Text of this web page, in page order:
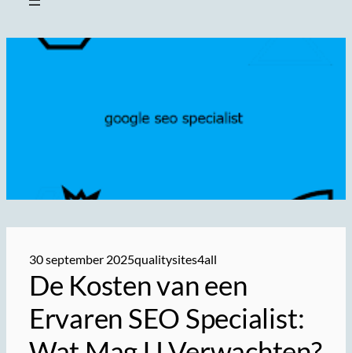
30 september 2025qualitysites4all
De Kosten van een
Ervaren SEO Specialist: